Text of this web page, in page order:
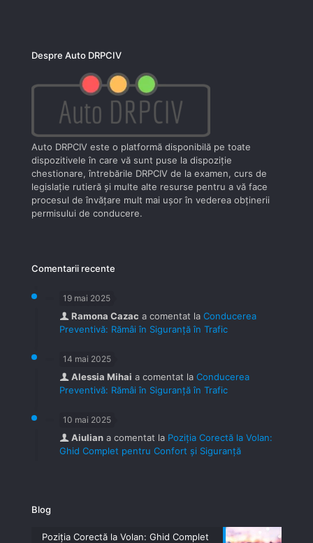
Despre Auto DRPCIV
Auto DRPCIV este o platformă disponibilă pe toate
dispozitivele în care vă sunt puse la dispoziţie
chestionare, întrebările DRPCIV de la examen, curs de
legislaţie rutieră şi multe alte resurse pentru a vă face
procesul de învăţare mult mai uşor în vederea obţinerii
permisului de conducere.
Comentarii recente
19 mai 2025
Ramona Cazac a comentat la Conducerea
Preventivă: Rămâi în Siguranță în Trafic
14 mai 2025
Alessia Mihai a comentat la Conducerea
Preventivă: Rămâi în Siguranță în Trafic
10 mai 2025
Aiulian a comentat la Poziția Corectă la Volan:
Ghid Complet pentru Confort și Siguranță
Blog
Poziția Corectă la Volan: Ghid Complet